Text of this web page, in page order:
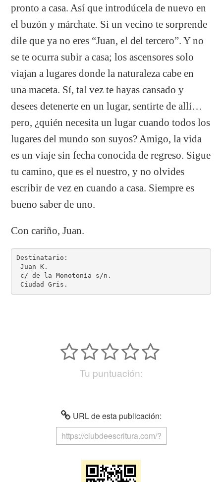
pronto a casa. Así que introdúcela de nuevo en
el buzón y márchate. Si un vecino te sorprende
dile que ya no eres “Juan, el del tercero”. Y no
se te ocurra subir a casa; los ascensores solo
viajan a lugares donde la naturaleza cabe en
una maceta. Sí, tal vez te hayas cansado y
desees detenerte en un lugar, sentirte de allí…
pero, ¿quién necesita un lugar cuando todos los
lugares del mundo son suyos? Amigo, la vida
es un viaje sin fecha conocida de regreso. Sigue
tu camino, que es el nuestro, y no olvides
escribir de vez en cuando a casa. Siempre es
bueno saber de uno.
Con cariño, Juan.
Destinatario:
Juan K.
c/ de la Monotonía s/n.
Ciudad Gris.
Tu puntuación:
URL de esta publicación: